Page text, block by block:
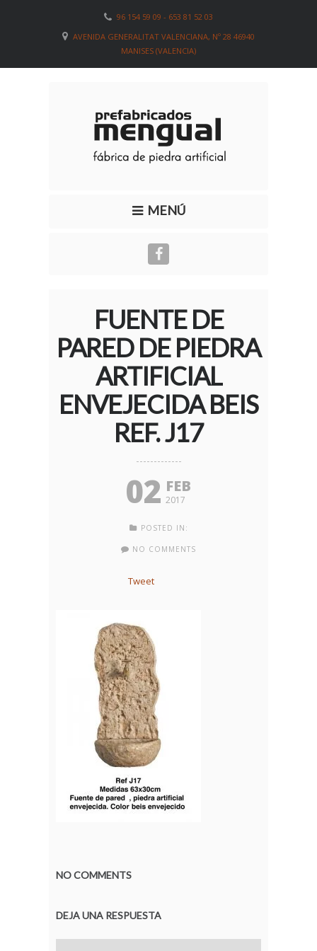
96 154 59 09 - 653 81 52 03
AVENIDA GENERALITAT VALENCIANA, Nº 28 46940
MANISES (VALENCIA)
MENÚ
FUENTE DE
PARED DE PIEDRA
ARTIFICIAL
ENVEJECIDA BEIS
REF. J17
02 FEB
2017
POSTED IN:
NO COMMENTS
Tweet
NO COMMENTS
DEJA UNA RESPUESTA